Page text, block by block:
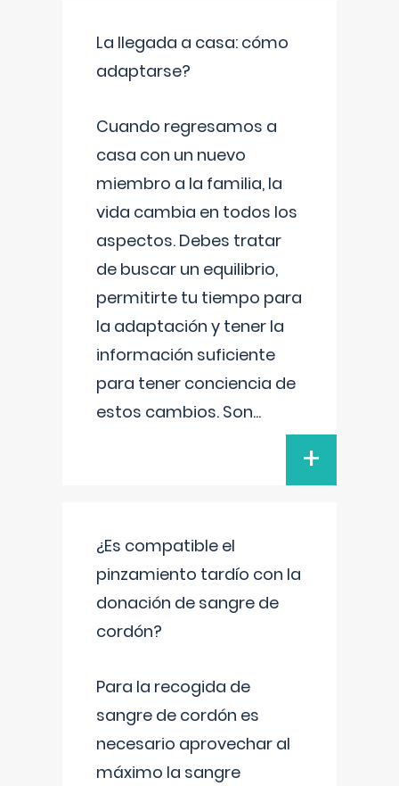
La llegada a casa: cómo
adaptarse?
Cuando regresamos a
casa con un nuevo
miembro a la familia, la
vida cambia en todos los
aspectos. Debes tratar
de buscar un equilibrio,
permitirte tu tiempo para
la adaptación y tener la
información suficiente
para tener conciencia de
estos cambios. Son...
+
¿Es compatible el
pinzamiento tardío con la
donación de sangre de
cordón?
Para la recogida de
sangre de cordón es
necesario aprovechar al
máximo la sangre